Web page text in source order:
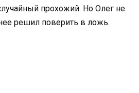
прохожий. Но Олег не
решил поверить в ложь.